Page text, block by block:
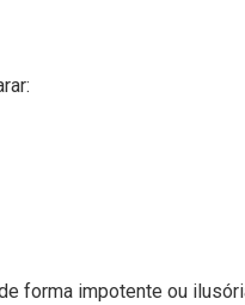
forma impotente ou